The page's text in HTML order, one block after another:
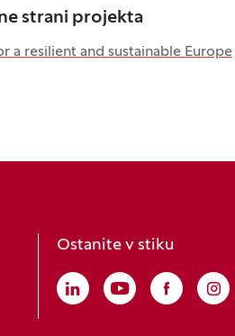
strani projekta
a resilient and sustainable Europe
Ostanite v stiku
Linkedin
(Odpre se v novem
Youtube
(Odpre se v
(Odpre